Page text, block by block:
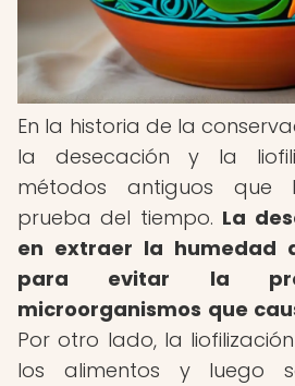
En la historia de la
la desecación y la
métodos antiguos que
prueba del tiempo. La
en extraer la humedad
para evitar la
microorganismos que
Por otro lado, la
los alimentos y luego